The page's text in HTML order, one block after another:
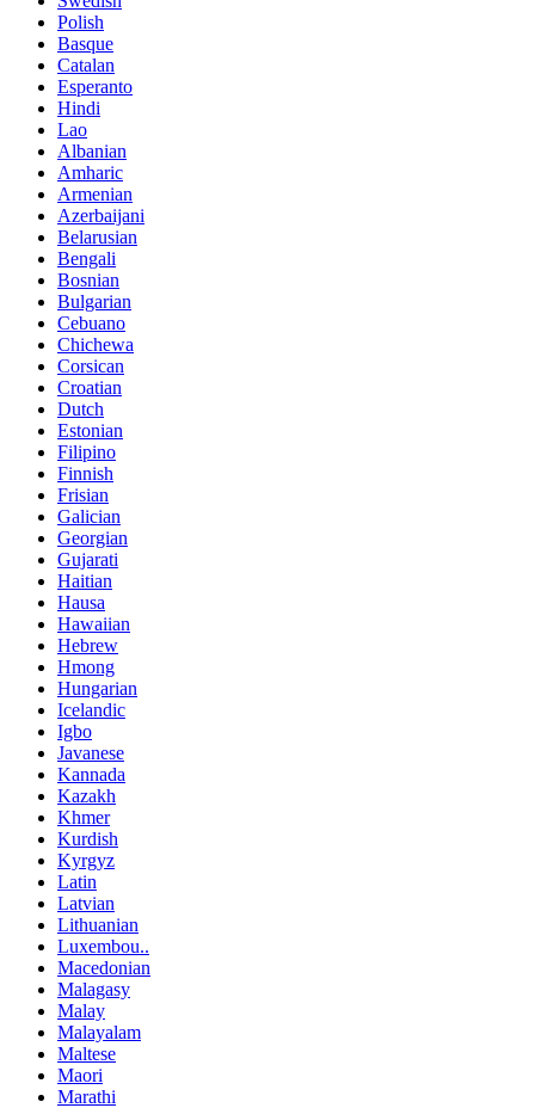
Polish
Basque
Catalan
Esperanto
Hindi
Lao
Albanian
Amharic
Armenian
Azerbaijani
Belarusian
Bengali
Bosnian
Bulgarian
Cebuano
Chichewa
Corsican
Croatian
Dutch
Estonian
Filipino
Finnish
Frisian
Galician
Georgian
Gujarati
Haitian
Hausa
Hawaiian
Hebrew
Hmong
Hungarian
Icelandic
Igbo
Javanese
Kannada
Kazakh
Khmer
Kurdish
Kyrgyz
Latin
Latvian
Lithuanian
Luxembou..
Macedonian
Malagasy
Malay
Malayalam
Maltese
Maori
Marathi